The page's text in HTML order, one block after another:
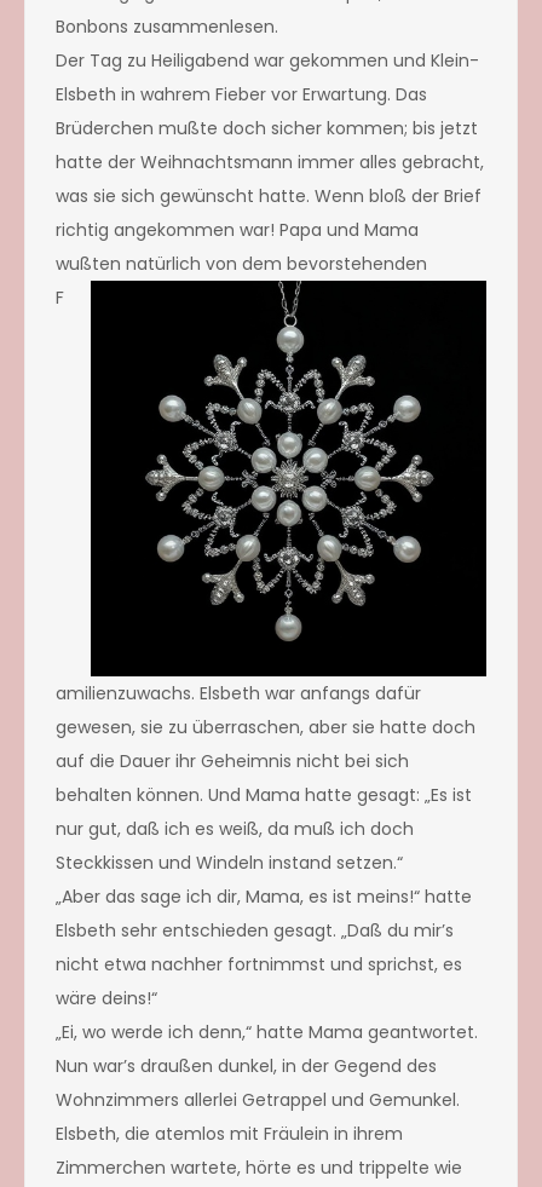
Bonbons zusammenlesen.
Der Tag zu Heiligabend war gekommen und Klein-
Elsbeth in wahrem Fieber vor Erwartung. Das
Brüderchen mußte doch sicher kommen; bis jetzt
hatte der Weihnachtsmann immer alles gebracht,
was sie sich gewünscht hatte. Wenn bloß der Brief
richtig angekommen war! Papa und Mama
wußten natürlich von dem bevorstehenden
F
amilienzuwachs. Elsbeth war anfangs dafür
gewesen, sie zu überraschen, aber sie hatte doch
auf die Dauer ihr Geheimnis nicht bei sich
behalten können. Und Mama hatte gesagt: „Es ist
nur gut, daß ich es weiß, da muß ich doch
Steckkissen und Windeln instand setzen.“
„Aber das sage ich dir, Mama, es ist meins!“ hatte
Elsbeth sehr entschieden gesagt. „Daß du mir’s
nicht etwa nachher fortnimmst und sprichst, es
wäre deins!“
„Ei, wo werde ich denn,“ hatte Mama geantwortet.
Nun war’s draußen dunkel, in der Gegend des
Wohnzimmers allerlei Getrappel und Gemunkel.
Elsbeth, die atemlos mit Fräulein in ihrem
Zimmerchen wartete, hörte es und trippelte wie